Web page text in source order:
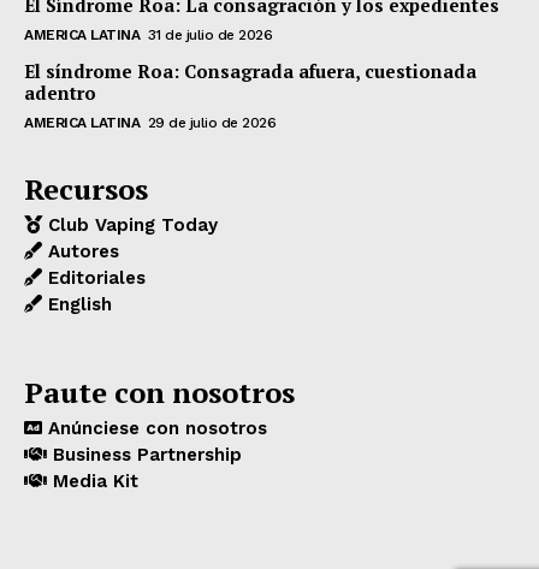
El Síndrome Roa: La consagración y los expedientes
AMERICA LATINA 31 de julio de 2026
El síndrome Roa: Consagrada afuera, cuestionada
adentro
AMERICA LATINA 29 de julio de 2026
Recursos
Club Vaping Today
Autores
Editoriales
English
Paute con nosotros
Anúnciese con nosotros
Business Partnership
Media Kit